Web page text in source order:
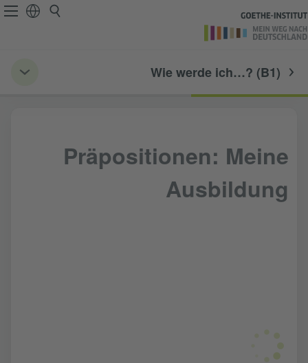
Wie werde ich…? (B1)
Präpositionen: Meine
Ausbildung